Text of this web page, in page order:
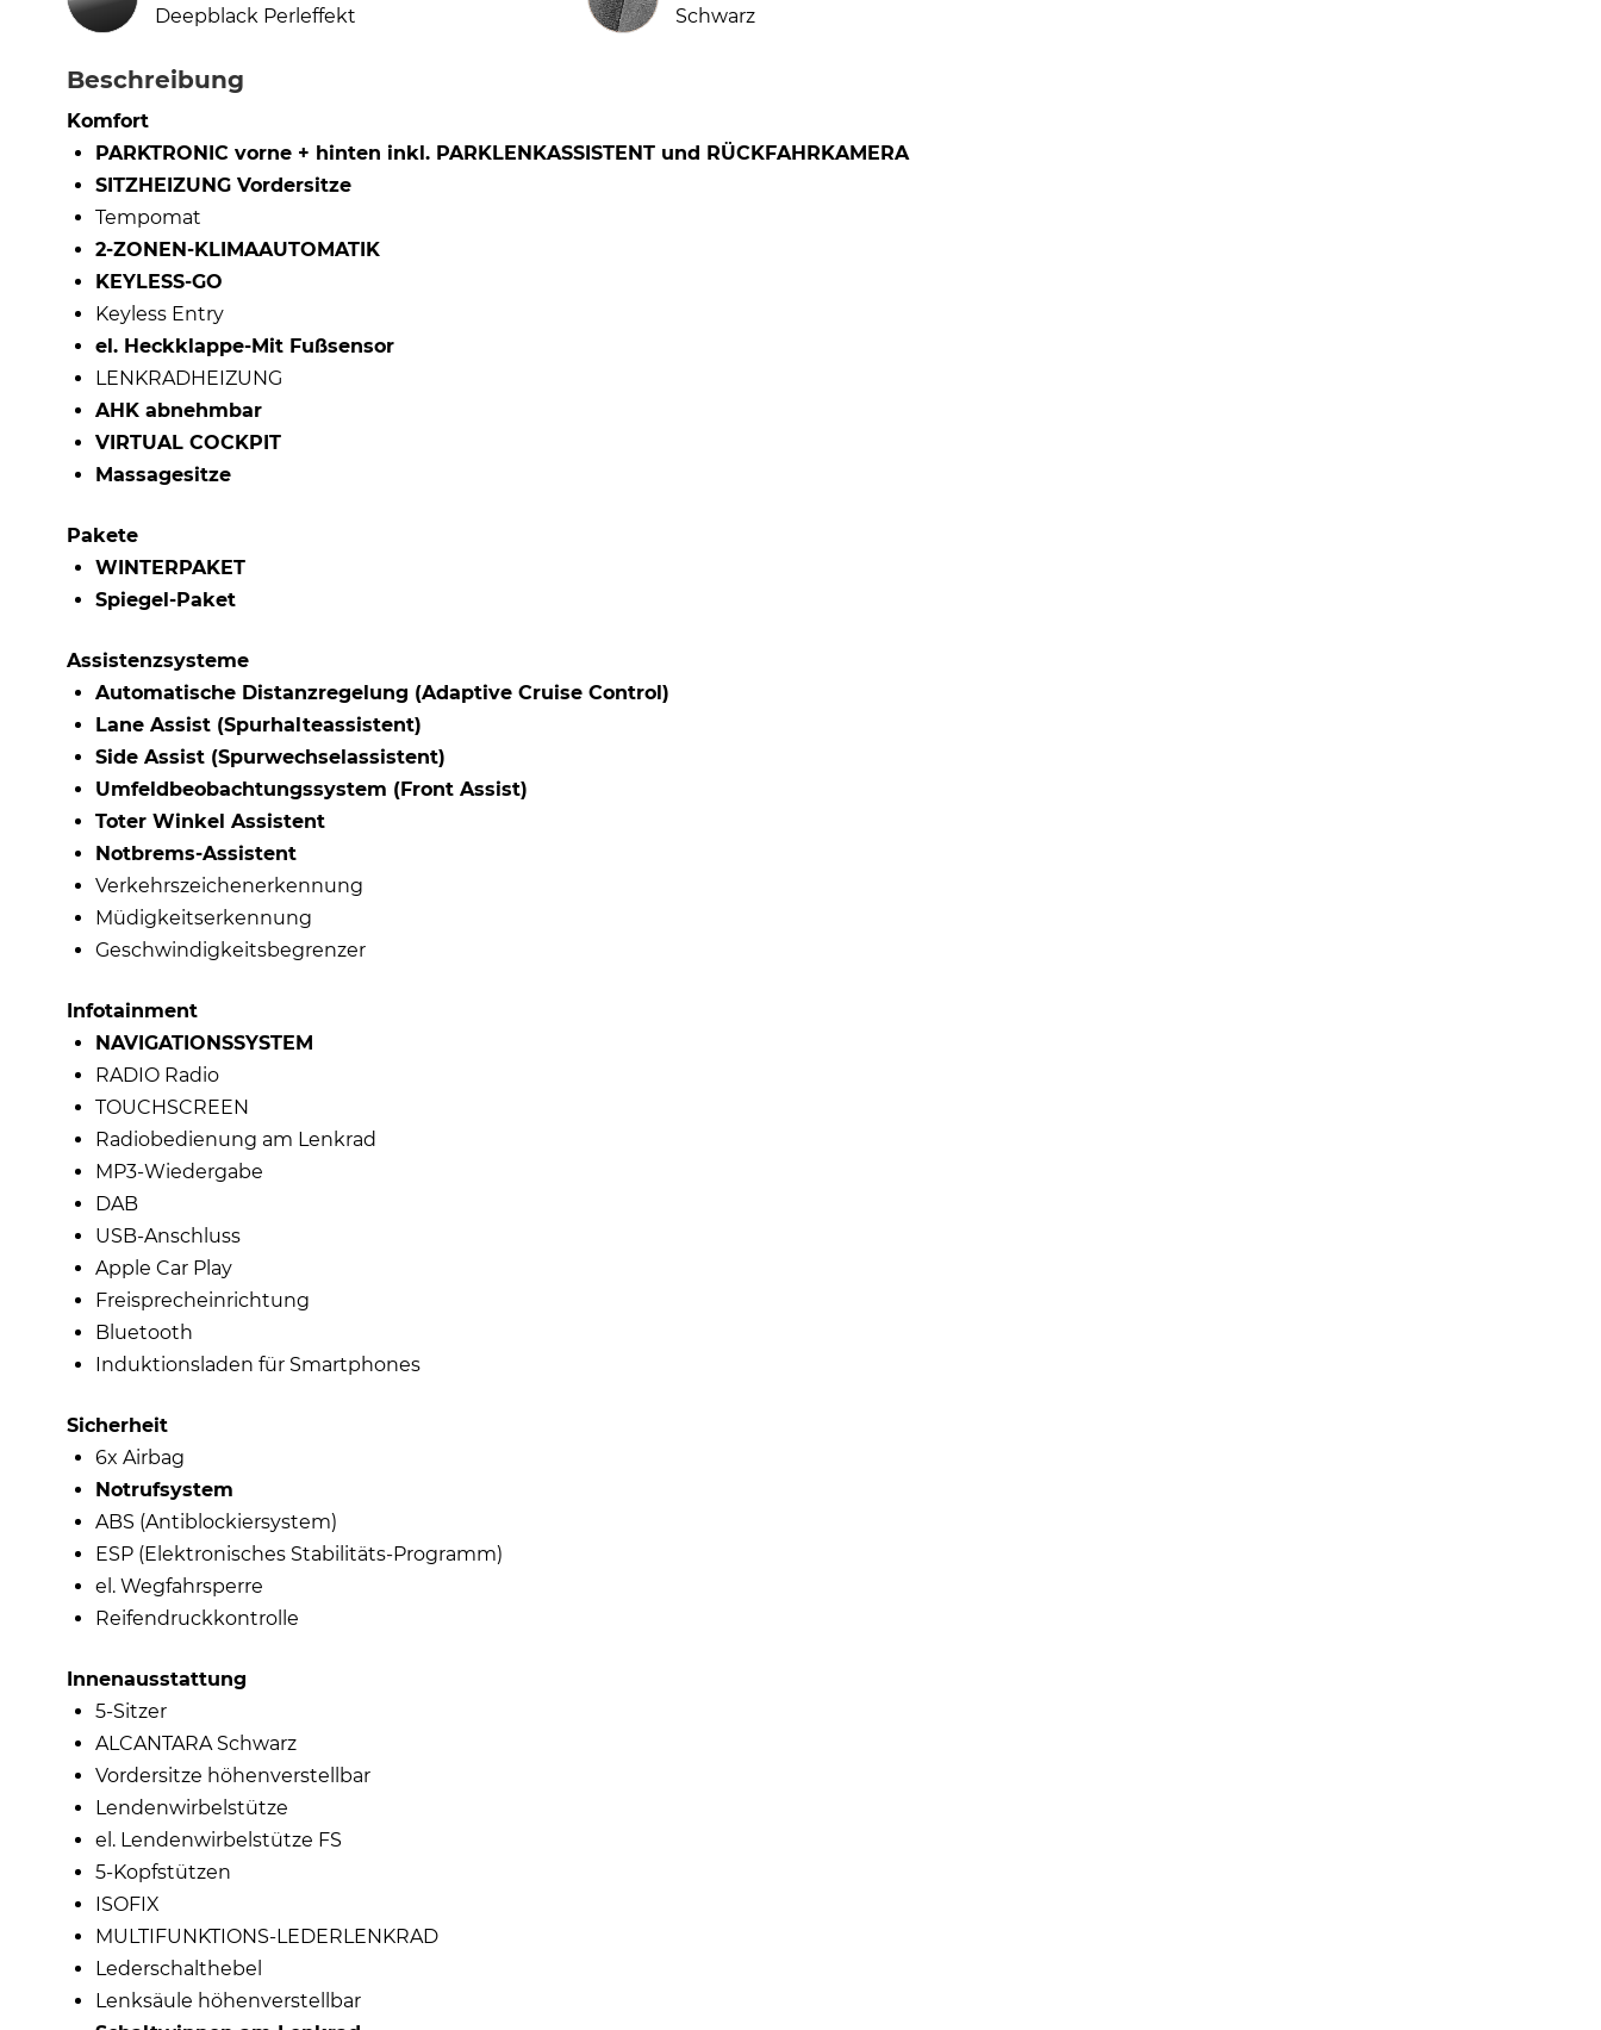
Deepblack Perleffekt
Schwarz
Beschreibung
Komfort
PARKTRONIC vorne + hinten inkl. PARKLENKASSISTENT und RÜCKFAHRKAMERA
SITZHEIZUNG Vordersitze
Tempomat
2-ZONEN-KLIMAAUTOMATIK
KEYLESS-GO
Keyless Entry
el. Heckklappe-Mit Fußsensor
LENKRADHEIZUNG
AHK abnehmbar
VIRTUAL COCKPIT
Massagesitze
Pakete
WINTERPAKET
Spiegel-Paket
Assistenzsysteme
Automatische Distanzregelung (Adaptive Cruise Control)
Lane Assist (Spurhalteassistent)
Side Assist (Spurwechselassistent)
Umfeldbeobachtungssystem (Front Assist)
Toter Winkel Assistent
Notbrems-Assistent
Verkehrszeichenerkennung
Müdigkeitserkennung
Geschwindigkeitsbegrenzer
Infotainment
NAVIGATIONSSYSTEM
RADIO Radio
TOUCHSCREEN
Radiobedienung am Lenkrad
MP3-Wiedergabe
DAB
USB-Anschluss
Apple Car Play
Freisprecheinrichtung
Bluetooth
Induktionsladen für Smartphones
Sicherheit
6x Airbag
Notrufsystem
ABS (Antiblockiersystem)
ESP (Elektronisches Stabilitäts-Programm)
el. Wegfahrsperre
Reifendruckkontrolle
Innenausstattung
5-Sitzer
ALCANTARA Schwarz
Vordersitze höhenverstellbar
Lendenwirbelstütze
el. Lendenwirbelstütze FS
5-Kopfstützen
ISOFIX
MULTIFUNKTIONS-LEDERLENKRAD
Lederschalthebel
Lenksäule höhenverstellbar